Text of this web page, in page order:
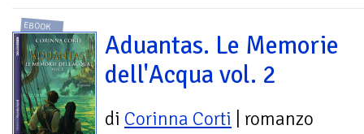
EBOOK
Aduantas. Le Memorie
dell'Acqua vol. 2
di Corinna Corti | romanzo